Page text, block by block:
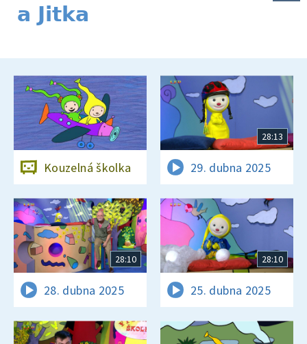
a Jitka
Kouzelná školka
28:13
29. dubna 2025
28:10
28. dubna 2025
28:10
25. dubna 2025